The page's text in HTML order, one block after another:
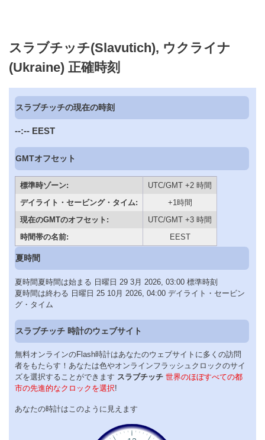
スラブチッチ(Slavutich), ウクライナ
(Ukraine) 正確時刻
スラブチッチの現在の時刻
--:-- EEST
GMTオフセット
標準時ゾーン:
UTC/GMT +2 時間
デイライト・セービング・タイム:
+1時間
現在のGMTのオフセット:
UTC/GMT +3 時間
時間帯の名前:
EEST
夏時間
夏時間夏時間は始まる 日曜日 29 3月 2026, 03:00 標準時刻
夏時間は終わる 日曜日 25 10月 2026, 04:00 デイライト・セービン
グ・タイム
スラブチッチ 時計のウェブサイト
無料オンラインのFlash時計はあなたのウェブサイトに多くの訪問
者をもたらす！あなたは色やオンラインフラッシュクロックのサイ
ズを選択することができます スラブチッチ 世界のほぼすべての都
市の先進的なクロックを選択!
あなたの時計はこのように見えます